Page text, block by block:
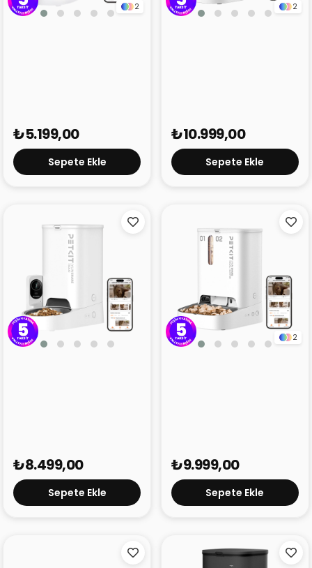
2
₺5.199,00
Sepete Ekle
2
₺10.999,00
Sepete Ekle
₺8.499,00
Sepete Ekle
2
₺9.999,00
Sepete Ekle